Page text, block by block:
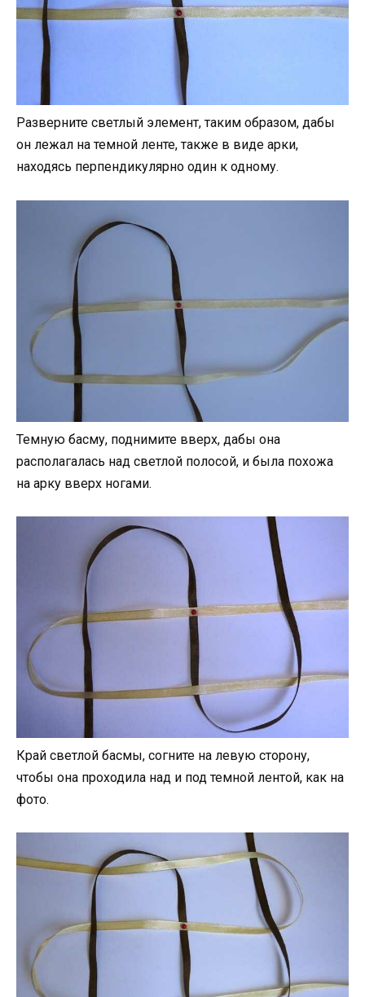
Разверните светлый элемент, таким образом, дабы
он лежал на темной ленте, также в виде арки,
находясь перпендикулярно один к одному.
Темную басму, поднимите вверх, дабы она
располагалась над светлой полосой, и была похожа
на арку вверх ногами.
Край светлой басмы, согните на левую сторону,
чтобы она проходила над и под темной лентой, как на
фото.